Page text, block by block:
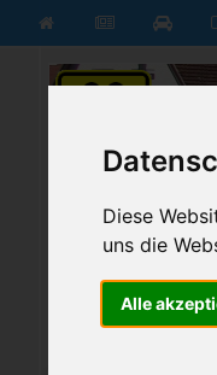
Diese
uns die
Alle
B30